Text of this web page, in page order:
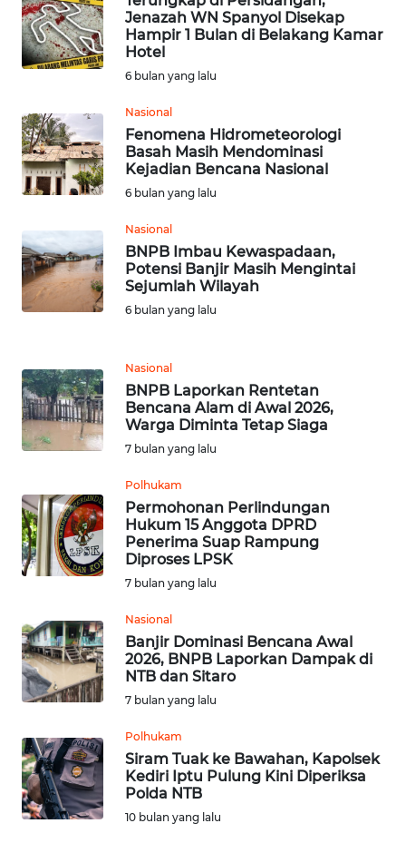
Jenazah WN Spanyol Disekap
Hampir 1 Bulan di Belakang Kamar
Hotel
6 bulan yang lalu
Nasional
Fenomena Hidrometeorologi
Basah Masih Mendominasi
Kejadian Bencana Nasional
6 bulan yang lalu
Nasional
BNPB Imbau Kewaspadaan,
Potensi Banjir Masih Mengintai
Sejumlah Wilayah
6 bulan yang lalu
Nasional
BNPB Laporkan Rentetan
Bencana Alam di Awal 2026,
Warga Diminta Tetap Siaga
7 bulan yang lalu
Polhukam
Permohonan Perlindungan
Hukum 15 Anggota DPRD
Penerima Suap Rampung
Diproses LPSK
7 bulan yang lalu
Nasional
Banjir Dominasi Bencana Awal
2026, BNPB Laporkan Dampak di
NTB dan Sitaro
7 bulan yang lalu
Polhukam
Siram Tuak ke Bawahan, Kapolsek
Kediri Iptu Pulung Kini Diperiksa
Polda NTB
10 bulan yang lalu
WN
SULTENG
WN
BABEL
SUMBAR
WN
SUMSEL
BENGKULU
WN
LAMPUNG
JATENG
WN
NUSANTARA
JOGJA
WN
JATIM
WN
BALI
WN